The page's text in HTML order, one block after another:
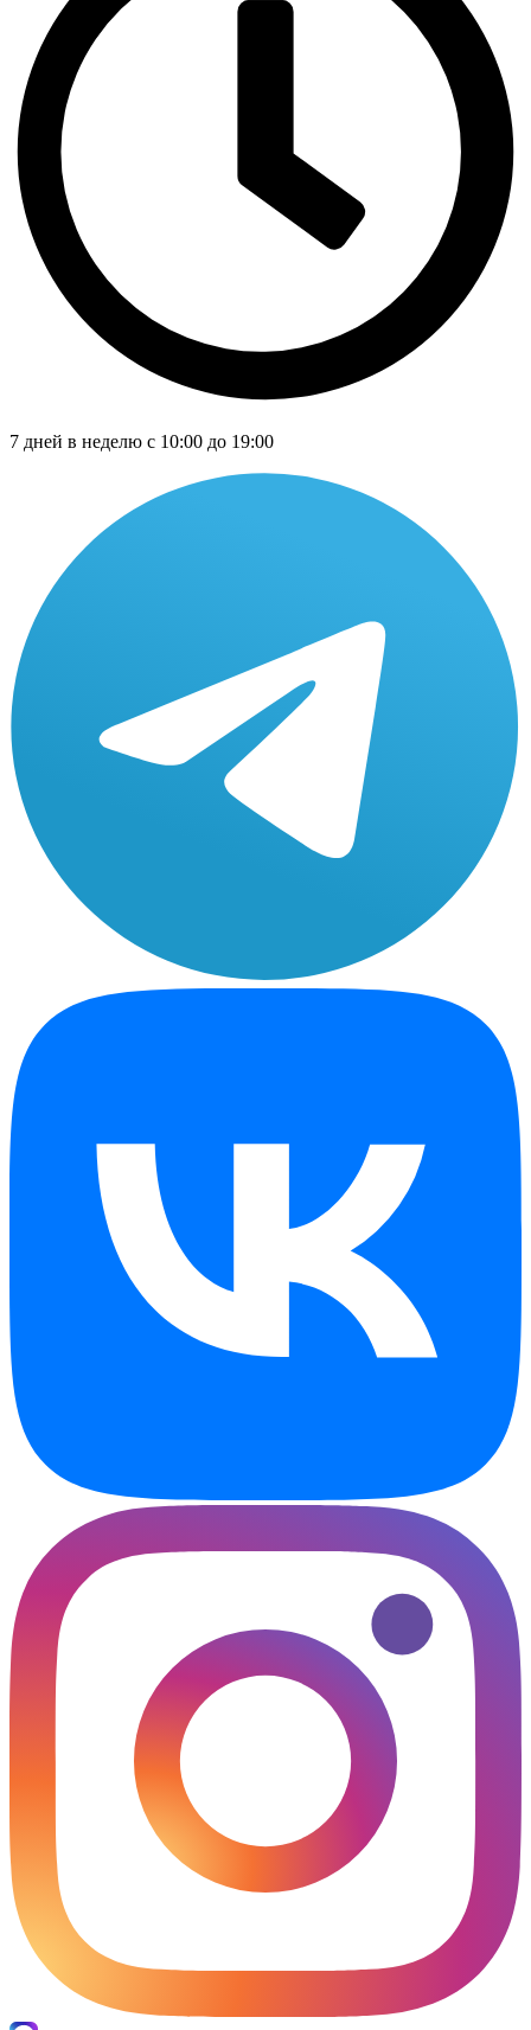
7 дней в неделю с 10:00 до 19:00